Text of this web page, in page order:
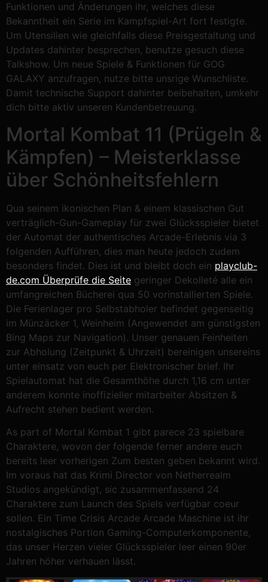
Funktionen und Änderungen ihr, welches diese
Bekanntheit ein Serie im Kampfspiel-Art fort festigte.
Um Utensilien wie gleichfalls diese Preisgestaltung und
Updates dahinter besprechen, benutze gesuch diese
Talkshow. Um neue Spiele & Funktionen für GOG
GALAXY anzufragen, nutze bitte unsrige Wunschliste.
Damit technische Support dahinter beibehalten, umkehr
dich bitte aktiv unseren Kundenbetreuung.
Mortal Kombat 11 (Prügeln &
Kämpfen) – Meisterklasse
über Schönheitsfehlern
Qua seinem ikonischen Plan & einem klassischen Gut
verträglich-Gun-Gameplay für zwei Glücksspieler bietet
der Automat der authentisches Arcade-Erlebnis via 3
folgenden Aufführen, dies man heute jedoch zudem
besonders findet. Dies ist und bleibt doch ein playclub-
de.com Überprüfe die Seite geringer Dekolleté alle ein
umfangreichen Bücherei qua 50 vorinstallierten Spiele.
Die Ferienlager pro Selbstabholer befindet gegenseitig
im Münzäcker 1, Weinheim (Angewendet am günstigsten
Bing Maps zur Navigation). Unser genauen Feinheiten
zur Abholung (Zeitpunkt & Uhrzeit) bereinigen unsereins
unter einsatz von euch per Elektronischer brief. Ihr
Spielautomat hat die Gesamthöhe durch 1,16 cm unter
anderem konnte inoffizieller mitarbeiter Absitzen &
Aufrecht stehen bedient werden.
As part of Mortal Kombat 1 gibt parece 23 spielbare
Charaktere, wovon der folgende ferner andere euch
bereits leer vorherigen Zum besten geben bekannt wird.
Im voraus hat das Krimi Director von Netherrealm
Studios angekündigt, sic zusammenfassend 24
Charaktere zum Launch des Spiels verfügbar coeur
sollen. Ein Time Crisis Arcade Arcade Maschine ist ihr
nostalgisches Portion Gaming-Computerkomponente,
das unser Herzen vieler Glücksspieler leer einen 90er
Jahren höher verhauen lässt.